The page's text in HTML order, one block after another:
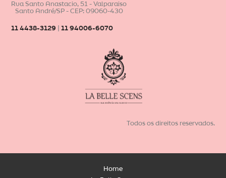
Rua Santo Anastacio, 51 - Valparaiso
Santo André/SP - CEP: 09060-430
11 4438-3129 11 94006-6070
Todos os direitos reservados.
Home